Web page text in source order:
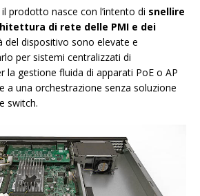
il prodotto nasce con l’intento di snellire
di rete delle PMI e dei
del dispositivo sono elevate e
per sistemi centralizzati di
la gestione fluida di apparati PoE o AP
a una orchestrazione senza soluzione
switch.